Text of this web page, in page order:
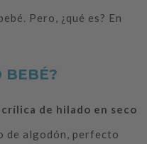
Pero, ¿qué es? En
BEBÉ?
de hilado en seco
de algodón, perfecto